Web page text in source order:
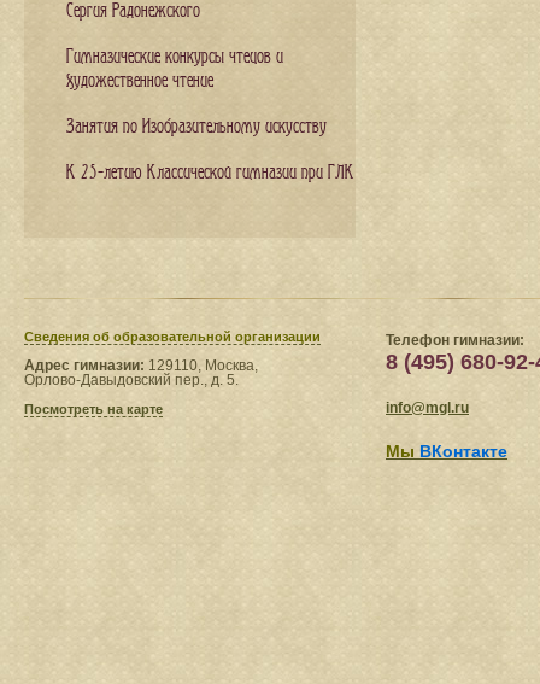
Сергия Радонежского
Гимназические конкурсы чтецов и
художественное чтение
Занятия по Изобразительному искусству
К 25-летию Классической гимназии при ГЛК
Сведения​ об образовательной организации
Адрес гимназии: 129110, Москва,
Орлово-Давыдовский пер., д. 5.
Посмотреть на карте
Телефон гимназии:
8 (495) 680-92-
info@mgl.ru
Мы ВКонтакте